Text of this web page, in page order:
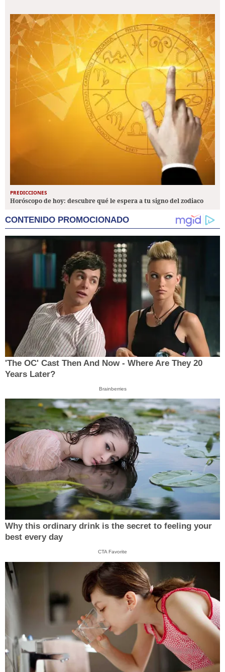
PREDICCIONES
Horóscopo de hoy: descubre qué le espera a tu signo del zodiaco
CONTENIDO PROMOCIONADO
'The OC' Cast Then And Now - Where Are They 20
Years Later?
Brainberries
Why this ordinary drink is the secret to feeling your
best every day
CTA Favorite